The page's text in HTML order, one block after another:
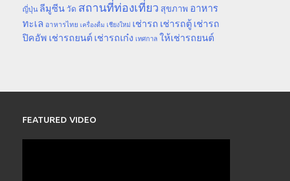
ญี่ปุ่น ลีมูซีน วัด สถานที่ท่องเที่ยว สุขภาพ อาหาร
ทะเล อาหารไทย เครื่องดื่ม เชียงใหม่ เช่ารถ เช่ารถตู้ เช่ารถ
ปิคอัพ เช่ารถยนต์ เช่ารถเก๋ง เทศกาล ให้เช่ารถยนต์
FEATURED VIDEO